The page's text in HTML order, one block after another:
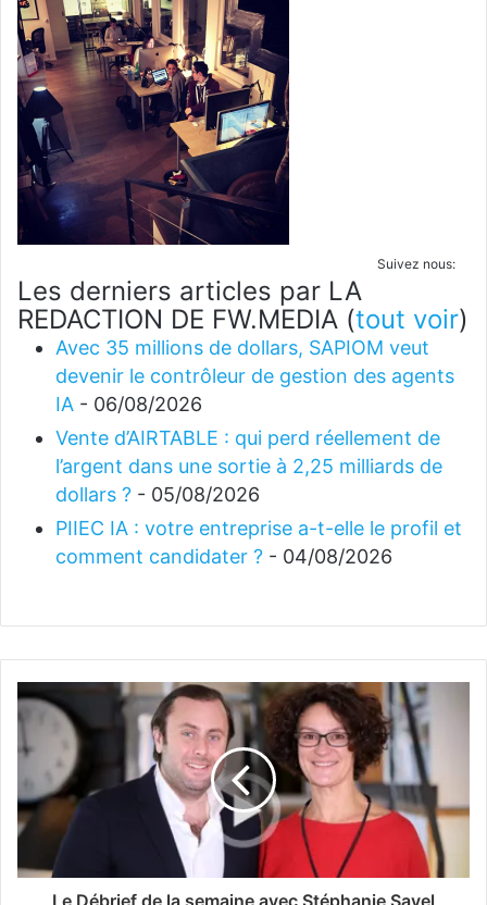
Suivez nous:
Les derniers articles par LA
REDACTION DE FW.MEDIA (tout voir)
Avec 35 millions de dollars, SAPIOM veut
devenir le contrôleur de gestion des agents
IA - 06/08/2026
Vente d’AIRTABLE : qui perd réellement de
l’argent dans une sortie à 2,25 milliards de
dollars ? - 05/08/2026
PIIEC IA : votre entreprise a-t-elle le profil et
comment candidater ? - 04/08/2026
Le Débrief de la semaine avec Stéphanie Savel